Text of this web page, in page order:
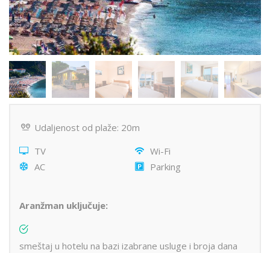
Udaljenost od plaže: 20m
TV
Wi-Fi
AC
Parking
Aranžman uključuje:
smeštaj u hotelu na bazi izabrane usluge i broja dana